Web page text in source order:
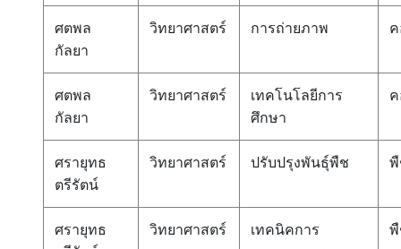
ศตพล
กัลยา
วิทยาศาสตร์ การถ่ายภาพ
ศตพล
กัลยา
วิทยาศาสตร์
เทคโนโลยีการ
ศึกษา
ศรายุทธ
ตรีรัตน์
วิทยาศาสตร์ ปรับปรุงพันธุ์พืช
ศรายุทธ
วิทยาศาสตร์
เทคนิคการ